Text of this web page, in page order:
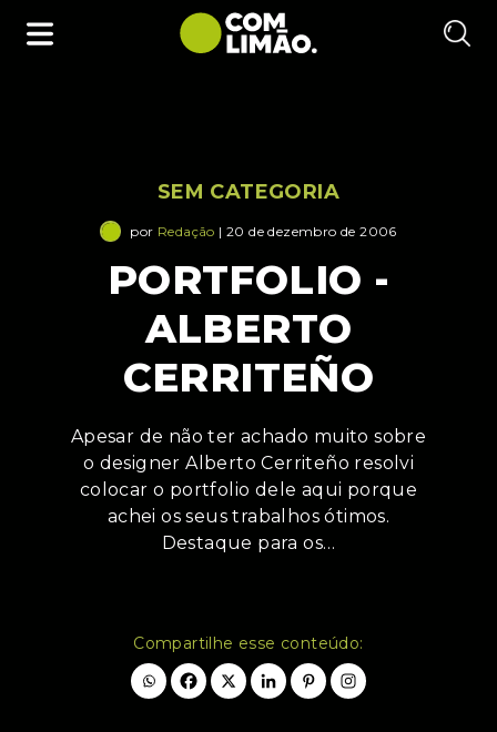
SEM CATEGORIA
por Redação | 20 de dezembro de 2006
PORTFOLIO -
ALBERTO
CERRITEÑO
Apesar de não ter achado muito sobre
o designer Alberto Cerriteño resolvi
colocar o portfolio dele aqui porque
achei os seus trabalhos ótimos.
Destaque para os…
Compartilhe esse conteúdo: